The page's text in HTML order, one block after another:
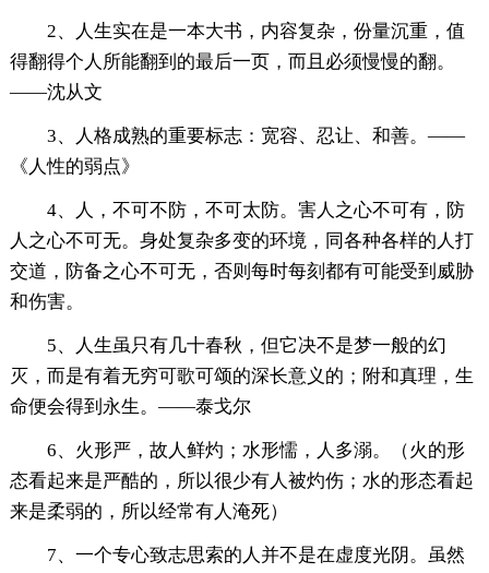
2、人生实在是一本大书，内容复杂，份量沉重，值
得翻得个人所能翻到的最后一页，而且必须慢慢的翻。
——沈从文
3、人格成熟的重要标志：宽容、忍让、和善。——
《人性的弱点》
4、人，不可不防，不可太防。害人之心不可有，防
人之心不可无。身处复杂多变的环境，同各种各样的人打
交道，防备之心不可无，否则每时每刻都有可能受到威胁
和伤害。
5、人生虽只有几十春秋，但它决不是梦一般的幻
灭，而是有着无穷可歌可颂的深长意义的；附和真理，生
命便会得到永生。——泰戈尔
6、火形严，故人鲜灼；水形懦，人多溺。（火的形
态看起来是严酷的，所以很少有人被灼伤；水的形态看起
来是柔弱的，所以经常有人淹死）
7、一个专心致志思索的人并不是在虚度光阴。虽然